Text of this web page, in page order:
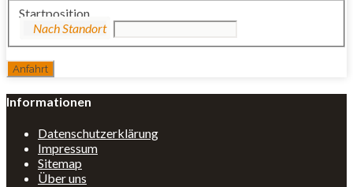
Startposition
Informationen
Datenschutzerklärung
Impressum
Sitemap
Über uns